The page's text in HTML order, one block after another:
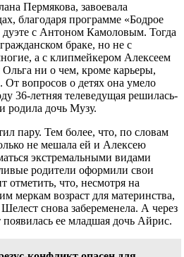
Пермякова, завоевала
благодаря программе «Бодрое
дуэте с Антоном Камоловым. Тогда
браке, но не с
а с клипмейкером Алексеем
ни о чем, кроме карьеры,
От вопросов о детях она умело
36-летняя телеведущая решилась-
родила дочь Музу.
пару. Тем более, что, по словам
не мешала ей и Алексею
экстремальными видами
родители оформили свои
что, несмотря на
меркам возраст для материнства,
снова забеременела. А через
появилась ее младшая дочь Айрис.